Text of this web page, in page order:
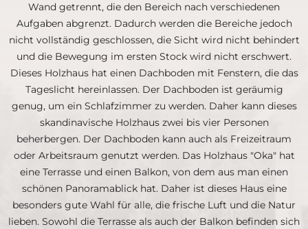
Wand getrennt, die den Bereich nach verschiedenen
Aufgaben abgrenzt. Dadurch werden die Bereiche jedoch
nicht vollständig geschlossen, die Sicht wird nicht behindert
und die Bewegung im ersten Stock wird nicht erschwert.
Dieses Holzhaus hat einen Dachboden mit Fenstern, die das
Tageslicht hereinlassen. Der Dachboden ist geräumig
genug, um ein Schlafzimmer zu werden. Daher kann dieses
skandinavische Holzhaus zwei bis vier Personen
beherbergen. Der Dachboden kann auch als Freizeitraum
oder Arbeitsraum genutzt werden. Das Holzhaus "Oka" hat
eine Terrasse und einen Balkon, von dem aus man einen
schönen Panoramablick hat. Daher ist dieses Haus eine
besonders gute Wahl für alle, die frische Luft und die Natur
lieben. Sowohl die Terrasse als auch der Balkon befinden sich